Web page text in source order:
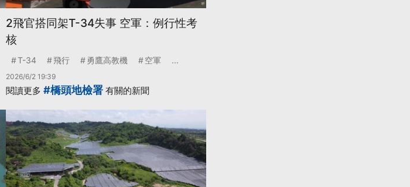
2飛官搭同架T-34失事 空軍：例行性考
核
T-34 飛行 勇鷹高教機 空軍 ...
2026/6/2 19:39
閱讀更多 #橋頭地檢署 有關的新聞